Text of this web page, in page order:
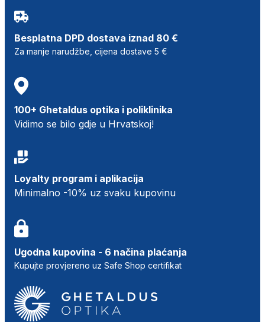
Besplatna DPD dostava iznad 80 €
Za manje narudžbe, cijena dostave 5 €
100+ Ghetaldus optika i poliklinika
Vidimo se bilo gdje u Hrvatskoj!
Loyalty program i aplikacija
Minimalno -10% uz svaku kupovinu
Ugodna kupovina - 6 načina plaćanja
Kupujte provjereno uz Safe Shop certifikat